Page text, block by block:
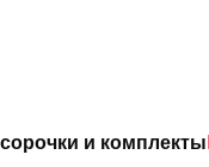
и комплекты